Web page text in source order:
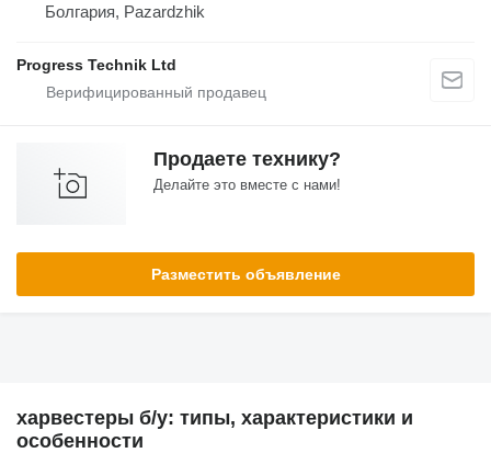
Болгария, Pazardzhik
Progress Technik Ltd
Продаете технику?
Делайте это вместе с нами!
Разместить объявление
харвестеры б/у: типы, характеристики и
особенности